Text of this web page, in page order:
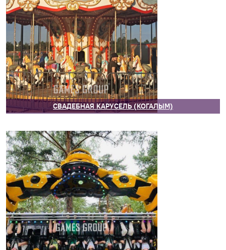
СВАДЕБНАЯ КАРУСЕЛЬ (КОГАЛЫМ)